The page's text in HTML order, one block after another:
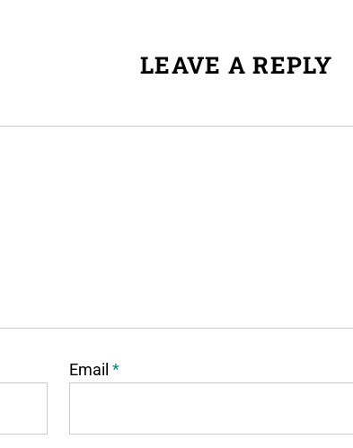
LEAVE A REPLY
Email *